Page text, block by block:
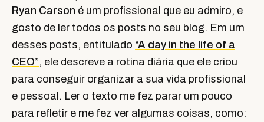
Ryan Carson é um profissional que eu admiro, e
gosto de ler todos os posts no seu blog. Em um
desses posts, entitulado “A day in the life of a
CEO”, ele descreve a rotina diária que ele criou
para conseguir organizar a sua vida profissional
e pessoal. Ler o texto me fez parar um pouco
para refletir e me fez ver algumas coisas, como: